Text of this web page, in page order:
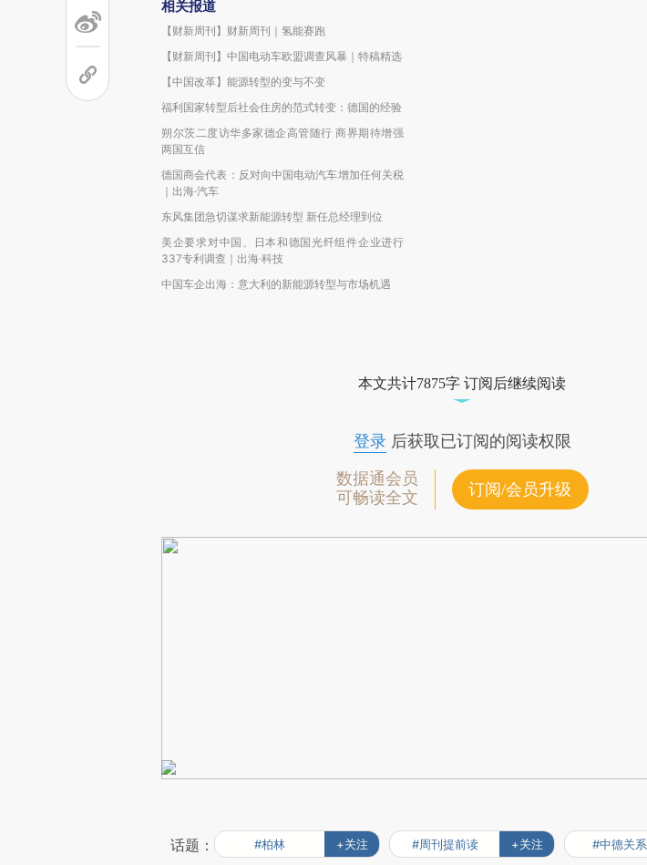
相关报道
【财新周刊】财新周刊｜氢能赛跑
【财新周刊】中国电动车欧盟调查风暴｜特稿精选
【中国改革】能源转型的变与不变
福利国家转型后社会住房的范式转变：德国的经验
朔尔茨二度访华多家德企高管随行 商界期待增强
两国互信
德国商会代表：反对向中国电动汽车增加任何关税
｜出海·汽车
东风集团急切谋求新能源转型 新任总经理到位
美企要求对中国、日本和德国光纤组件企业进行
337专利调查｜出海·科技
中国车企出海：意大利的新能源转型与市场机遇
本文共计7875字 订阅后继续阅读
登录后获取已订阅的阅读权限
数据通会员
可畅读全文
订阅/会员升级
话题： #柏林 +关注 #周刊提前读 +关注 #中德关系